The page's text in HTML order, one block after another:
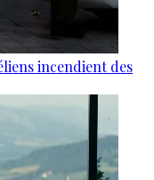
incendient des